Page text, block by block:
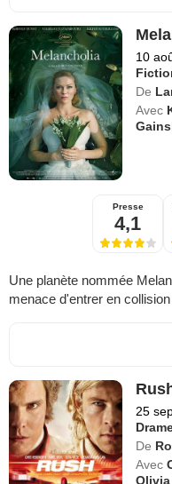
10
De
Avec
Presse
4,1
Une planète nommée
menace d'entrer en
25
De
Avec